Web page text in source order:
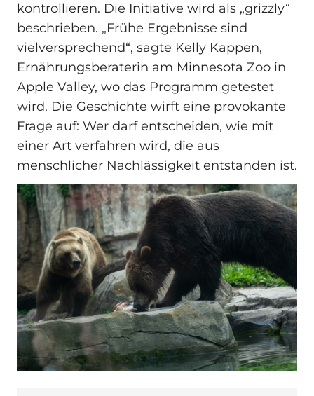
kontrollieren. Die Initiative wird als „grizzly“
beschrieben. „Frühe Ergebnisse sind
vielversprechend“, sagte Kelly Kappen,
Ernährungsberaterin am Minnesota Zoo in
Apple Valley, wo das Programm getestet
wird. Die Geschichte wirft eine provokante
Frage auf: Wer darf entscheiden, wie mit
einer Art verfahren wird, die aus
menschlicher Nachlässigkeit entstanden ist.